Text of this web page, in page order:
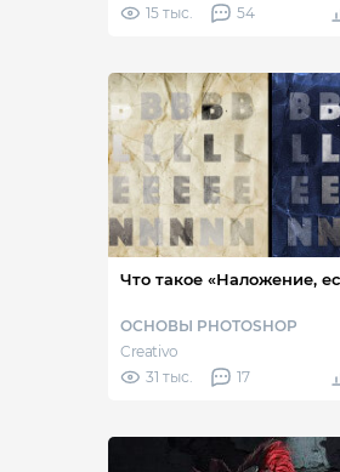
15 тыс.
54
Что такое «Наложение,
ОСНОВЫ PHOTOSHOP
Creativo
31 тыс.
17